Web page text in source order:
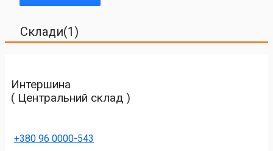
Склади(1)
Интершина
( Центральний склад )
+380 96 0000-543